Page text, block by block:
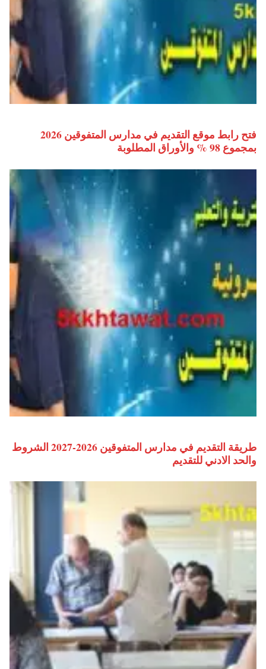
فتح رابط موقع التقديم في مدارس المتفوقين 2026
بمجموع 98 % والأوراق المطلوبة
طريقة التقديم في مدارس المتفوقين 2026-2027 الشروط
والحد الادني للتقديم